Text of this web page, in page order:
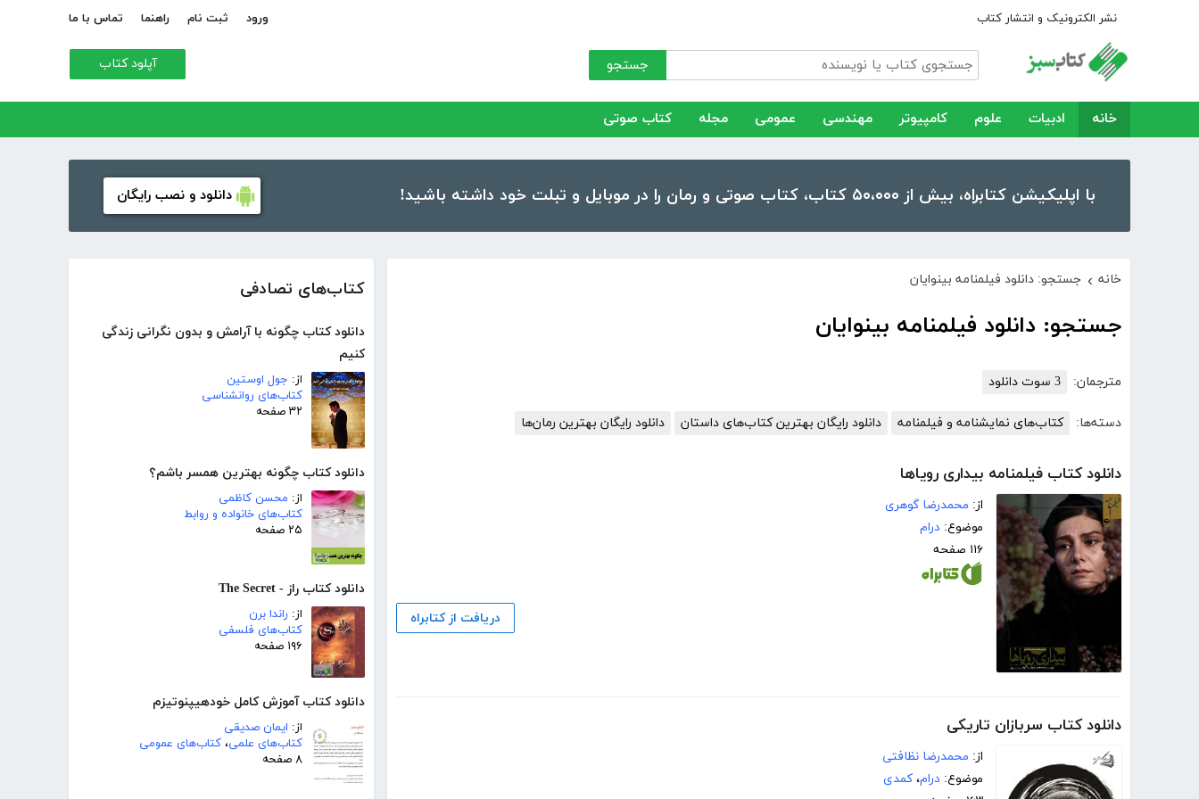
نشر الکترونیک و انتشار کتاب ورود ثبت نام راهنما تماس با ما
جستجو آپلود کتاب
خانه ادبیات علوم کامپیوتر مهندسی عمومی مجله کتاب صوتی
با اپلیکیشن کتابراه، بیش از ۵۰،۰۰۰ کتاب، کتاب صوتی و رمان را در موبایل و تبلت خود داشته باشید! دانلود و نصب رایگان
کتاب‌های تصادفی
دانلود کتاب چگونه با آرامش و بدون نگرانی زندگی
کنیم
از: جول اوستین
کتاب‌های روانشناسی
۳۲ صفحه
دانلود کتاب چگونه بهترین همسر باشم؟
از: محسن کاظمی
کتاب‌های خانواده و روابط
۲۵ صفحه
دانلود کتاب راز - The Secret
از: راندا برن
کتاب‌های فلسفی
۱۹۶ صفحه
دانلود کتاب آموزش کامل خودهیپنوتیزم
از: ایمان صدیقی
کتاب‌های علمی، کتاب‌های عمومی
۸ صفحه
خانه › جستجو: دانلود فیلمنامه بینوایان
جستجو: دانلود فیلمنامه بینوایان
مترجمان: 3 سوت دانلود
دسته‌ها: کتاب‌های نمایشنامه و فیلمنامه دانلود رایگان بهترین کتاب‌های داستان دانلود رایگان بهترین رمان‌ها
دانلود کتاب فیلمنامه بیداری رویاها
از: محمدرضا گوهری
موضوع: درام
۱۱۶ صفحه
دریافت از کتابراه
دانلود کتاب سربازان تاریکی
از: محمدرضا نظافتی
موضوع: درام، کمدی